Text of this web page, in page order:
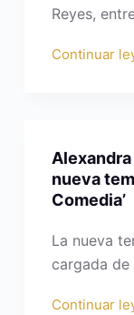
Reyes,
Continuar
nueva
Comedia’
La nueva
cargada de
Continuar